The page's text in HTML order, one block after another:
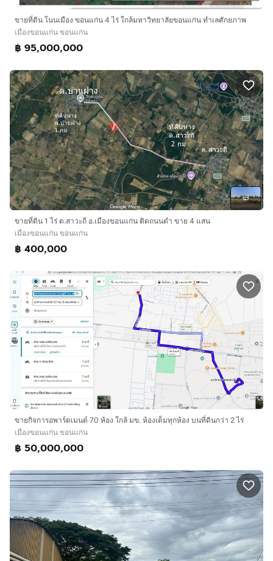
ขายที่ดิน โนนเมือง ขอนแก่น 4 ไร่ ใกล้มหาวิทยาลัยขอนแก่น ทำเลศักยภาพ
เมืองขอนแก่น ขอนแก่น
฿ 95,000,000
ขายที่ดิน 1 ไร่ ต.สาวะถี อ.เมืองขอนแก่น ติดถนนดำ ขาย 4 แสน
เมืองขอนแก่น ขอนแก่น
฿ 400,000
ขายกิจการอพาร์ตเมนต์ 70 ห้อง ใกล้ มข. ห้องเต็มทุกห้อง บนที่ดินกว่า 2 ไร่
เมืองขอนแก่น ขอนแก่น
฿ 50,000,000